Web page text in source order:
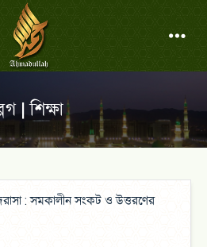
| শিক্ষা
ও উত্তরণের